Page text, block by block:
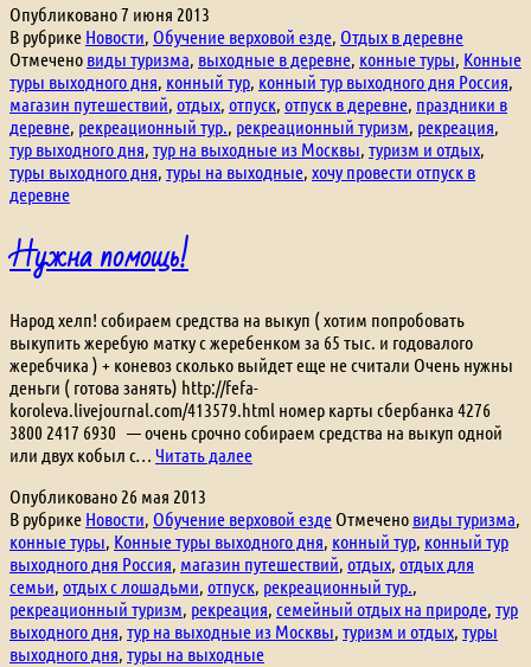
от
комаров
и
других
Опубликовано7 июня 2013
В рубрике Новости Обучение верховой езде Отдых в деревне
Отмечено виды туризма выходные в деревне конные туры Конные
туры выходного дня конный тур конный тур выходного дня Россия
магазин путешествий отдых отпуск отпуск в деревне праздники в
деревне рекреационный тур. рекреационный туризм рекреация
тур выходного дня тур на выходные из Москвы туризм и отдых
туры выходного дня туры на выходные хочу провести отпуск в
деревне
Нужна помощь!
Народ хелп! собираем средства на выкуп ( хотим попробовать
выкупить жеребую матку с жеребенком за 65 тыс. и годовалого
жеребчика ) + коневоз сколько выйдет еще не считали Очень нужны
деньги ( готова занять) http://fefa-
koroleva.livejournal.com/413579.html номер карты сбербанка 4276
3800 2417 6930 — очень срочно собираем средства на выкуп одной
или двух кобыл с… Читать далееНужна
Опубликовано 26 мая 2013
В рубрике Новости, Обучение верховой езде Отмечено виды туризма,
конные туры, Конные туры выходного дня, конный тур, конный тур
выходного дня Россия, магазин путешествий, отдых, отдых для
семьи, отдых с лошадьми, отпуск, рекреационный тур.,
рекреационный туризм, рекреация, семейный отдых на природе, тур
выходного дня, тур на выходные из Москвы, туризм и отдых, туры
выходного дня, туры на выходные